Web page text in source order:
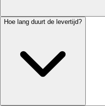
Hoe lang duurt de levertijd?